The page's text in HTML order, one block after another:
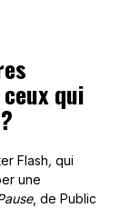
qui
Flash, qui
une
, de Public